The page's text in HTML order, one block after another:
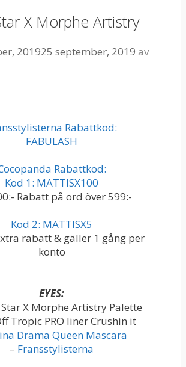
X Morphe Artistry
201925 september, 2019 av
Rabattkod:
FABULASH
Rabattkod:
Kod 1: MATTISX100
Rabatt på ord över 599:-
Kod 2: MATTISX5
rabatt & gäller 1 gång per
konto
EYES:
Star X Morphe Artistry Palette
Tropic PRO liner Crushin it
Drama Queen Mascara
– Fransstylisterna